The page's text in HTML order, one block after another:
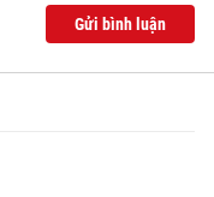
Gửi bình luận